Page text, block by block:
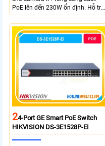
PoE lên đến 230W ổn định. Hỗ trợ
truyền PoE xa đến 300 mét. Băng
thông chuyển mạch đạt 68 Gbps
mạnh mẽ.
24-Port GE Smart PoE Switch
HIKVISION DS-3E1528P-EI